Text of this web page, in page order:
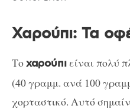
Χαρούπι: Τα
Τοχαρούπιείναι πολύ
(40 γραμμ. ανά 100
χορταστικό. Αυτό